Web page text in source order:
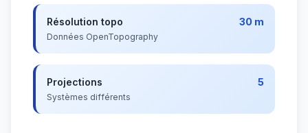
Résolution topo 30 m
Données OpenTopography
Projections 5
Systèmes différents